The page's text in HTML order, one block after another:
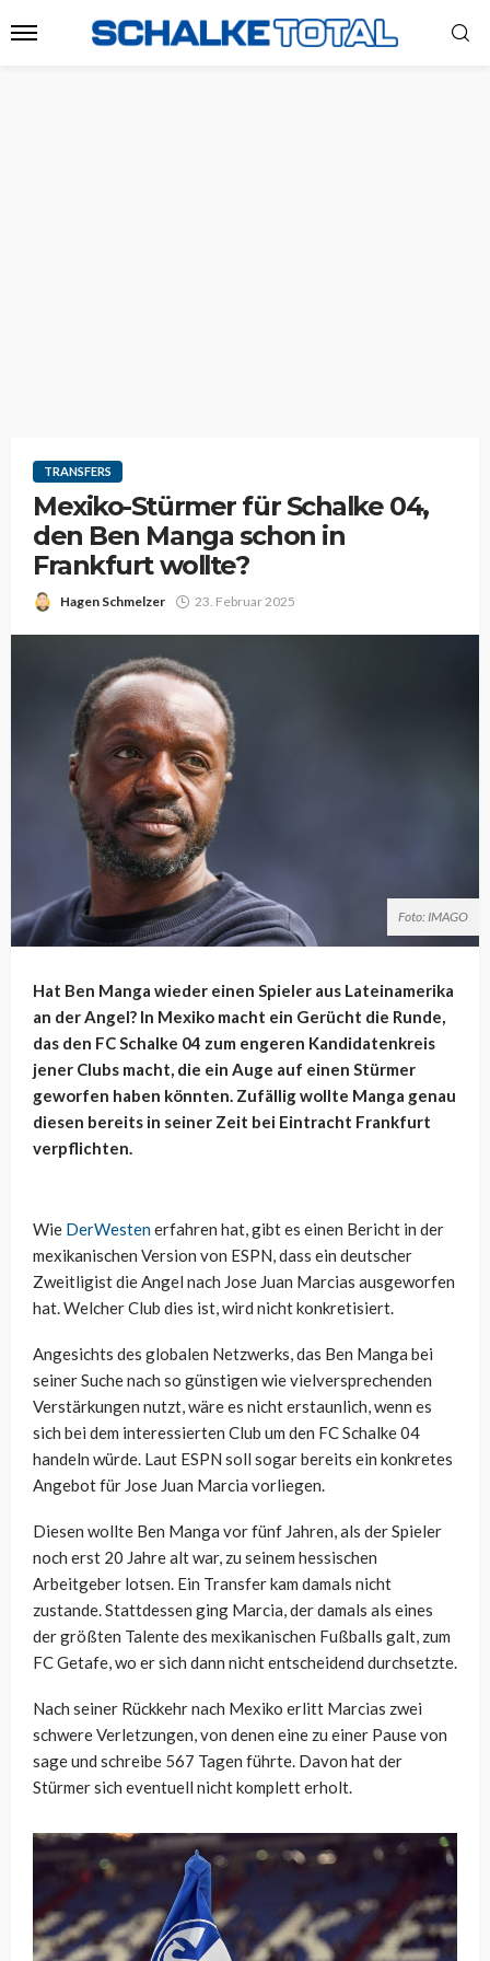
TRANSFERS
Mexiko-Stürmer für Schalke 04,
den Ben Manga schon in
Frankfurt wollte?
Hagen Schmelzer 23. Februar 2025
Foto: IMAGO
Hat Ben Manga wieder einen Spieler aus Lateinamerika
an der Angel? In Mexiko macht ein Gerücht die Runde,
das den FC Schalke 04 zum engeren Kandidatenkreis
jener Clubs macht, die ein Auge auf einen Stürmer
geworfen haben könnten. Zufällig wollte Manga genau
diesen bereits in seiner Zeit bei Eintracht Frankfurt
verpflichten.
Wie DerWestenerfahren hat, gibt es einen Bericht in der
mexikanischen Version von ESPN, dass ein deutscher
Zweitligist die Angel nach Jose Juan Marcias ausgeworfen
hat. Welcher Club dies ist, wird nicht konkretisiert.
Angesichts des globalen Netzwerks, das Ben Manga bei
seiner Suche nach so günstigen wie vielversprechenden
Verstärkungen nutzt, wäre es nicht erstaunlich, wenn es
sich bei dem interessierten Club um den FC Schalke 04
handeln würde. Laut ESPN soll sogar bereits ein konkretes
Angebot für Jose Juan Marcia vorliegen.
Diesen wollte Ben Manga vor fünf Jahren, als der Spieler
noch erst 20 Jahre alt war, zu seinem hessischen
Arbeitgeber lotsen. Ein Transfer kam damals nicht
zustande. Stattdessen ging Marcia, der damals als eines
der größten Talente des mexikanischen Fußballs galt, zum
FC Getafe, wo er sich dann nicht entscheidend durchsetzte.
Nach seiner Rückkehr nach Mexiko erlitt Marcias zwei
schwere Verletzungen, von denen eine zu einer Pause von
sage und schreibe 567 Tagen führte. Davon hat der
Stürmer sich eventuell nicht komplett erholt.